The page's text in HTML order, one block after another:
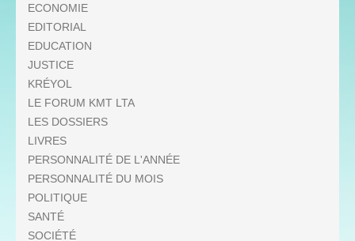
ECONOMIE
EDITORIAL
EDUCATION
JUSTICE
KRÉYOL
LE FORUM KMT LTA
LES DOSSIERS
LIVRES
PERSONNALITÉ DE L'ANNÉE
PERSONNALITÉ DU MOIS
POLITIQUE
SANTÉ
SOCIÉTÉ